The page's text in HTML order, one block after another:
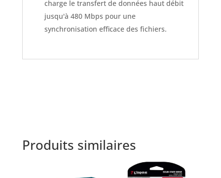
charge le transfert de données haut débit
jusqu'à 480 Mbps pour une
synchronisation efficace des fichiers.
Produits similaires